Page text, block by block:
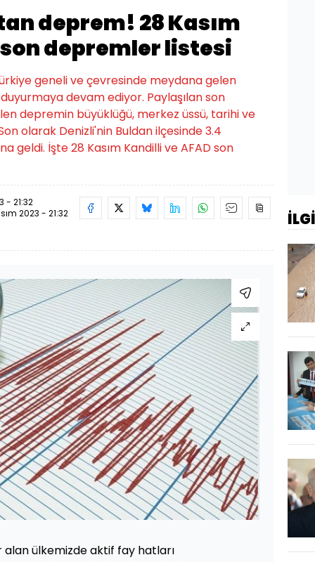
deprem! 28 Kasım
depremler listesi
geneli ve çevresinde meydana gelen
devam ediyor. Paylaşılan son
depremin büyüklüğü, merkez üssü, tarihi ve
olarak Denizli'nin Buldan ilçesinde 3.4
geldi. İşte 28 Kasım Kandilli ve AFAD son
- 21:32
2023 - 21:32
alan ülkemizde aktif fay hatları